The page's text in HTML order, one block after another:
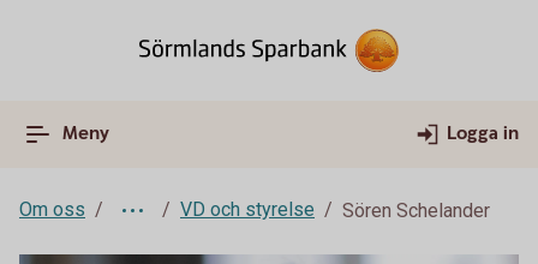
Meny Logga in
Om oss VD och styrelse Sören Schelander